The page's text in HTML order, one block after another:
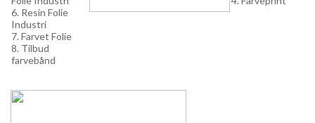
6. Resin Folie
Industri
7. Farvet Folie
8. Tilbud
farvebånd